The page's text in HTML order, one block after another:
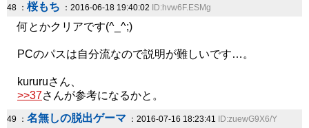
48 ： 桜もち ：2016-06-18 19:40:02 ID:hvw6F.ESMg
何とかクリアです(^_^;)
PCのパスは自分流なので説明が難しいです…。
kururuさん、
>>37さんが参考になるかと。
49 ： 名無しの脱出ゲーマ ：2016-07-16 18:23:41 ID:zuewG9X6/Y